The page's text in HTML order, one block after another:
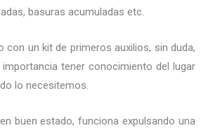
basuras acumuladas etc.
un kit de primeros auxilios, sin duda,
tener conocimiento del lugar
lo necesitemos.
buen estado, funciona expulsando una